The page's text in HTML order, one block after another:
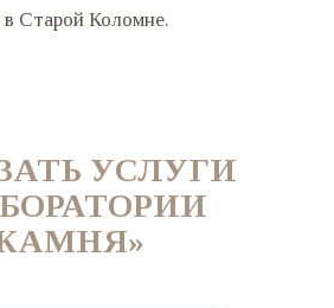
Старой Коломне.
УСЛУГИ